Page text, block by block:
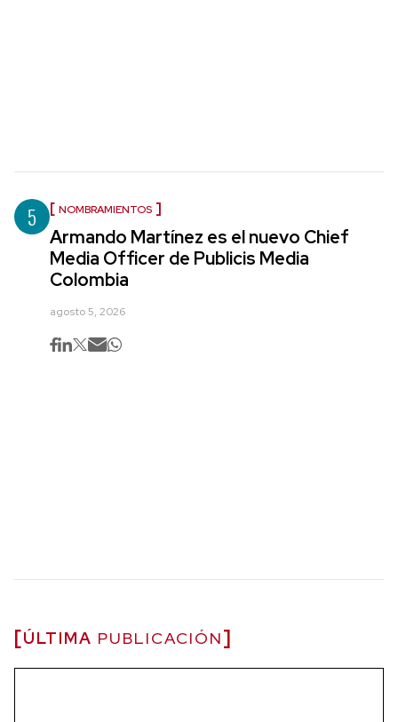
5 NOMBRAMIENTOS
Armando Martínez es el nuevo Chief
Media Officer de Publicis Media
Colombia
agosto 5, 2026
ÚLTIMA PUBLICACIÓN